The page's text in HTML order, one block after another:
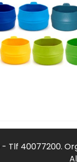
- Tlf 40077200.